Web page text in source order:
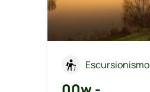
Escursionismo